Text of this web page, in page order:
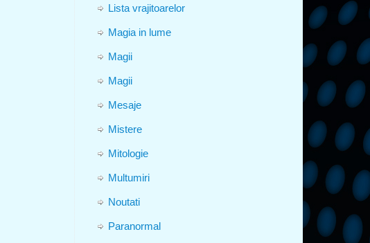
Lista vrajitoarelor
Magia in lume
Magii
Magii
Mesaje
Mistere
Mitologie
Multumiri
Noutati
Paranormal